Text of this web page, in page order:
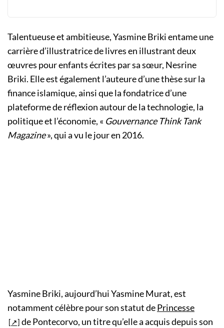
Talentueuse et ambitieuse, Yasmine Briki entame une
carrière d’illustratrice de livres en illustrant deux
œuvres pour enfants écrites par sa sœur, Nesrine
Briki. Elle est également l’auteure d’une thèse sur la
finance islamique, ainsi que la fondatrice d’une
plateforme de réflexion autour de la technologie, la
politique et l’économie, « Gouvernance Think Tank
Magazine», qui a vu le jour en 2016.
Yasmine Briki, aujourd’hui Yasmine Murat, est
notamment célèbre pour son statut dePrincesse
de Pontecorvo, un titre qu’elle a acquis depuis son